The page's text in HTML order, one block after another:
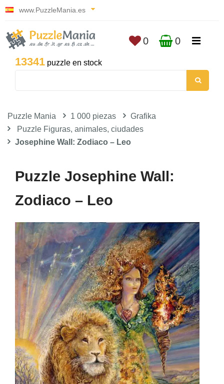
www.PuzzleMania.es
13341 puzzle en stock
0 0
Puzzle Mania 1 000 piezas
Grafika
Puzzle Figuras, animales, ciudades
Josephine Wall: Zodiaco – Leo
Puzzle Josephine Wall:
Zodiaco – Leo